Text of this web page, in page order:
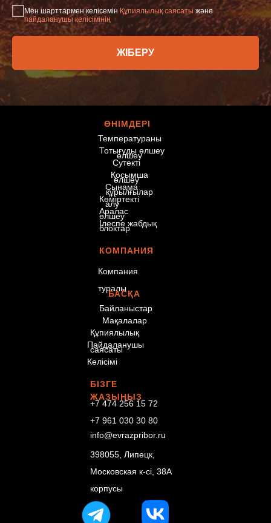
Мен шарттармен келісемін Құпиялылық саясаты және
пайдаланушы келісімінің
ЖІБЕРУ
ӨНІМДЕРІ
Температураны
өлшеу
КОМПАНИЯ
Компания
туралы
БАСҚА
Байланыстар
БІЗГЕ
ЖАЗЫҢЫЗ
+7 474 256 15 72
+7 961 030 30 80
Тотығуды өлшеу
Сутекті
өлшеу
Қосымша
құрылғылар
Сынама
алу
Көміртекті
өлшеу
Аралас
блоктар
Ілеспе жабдық
Мақалалар
Пайдаланушы
Келісімі
Құпиялылық
саясаты
info@evrazpribor.ru
398055, Липецк,
Московская к-сі, 38А
корпусы
© 2026 «Eurasian
Devices»
қорғалған.